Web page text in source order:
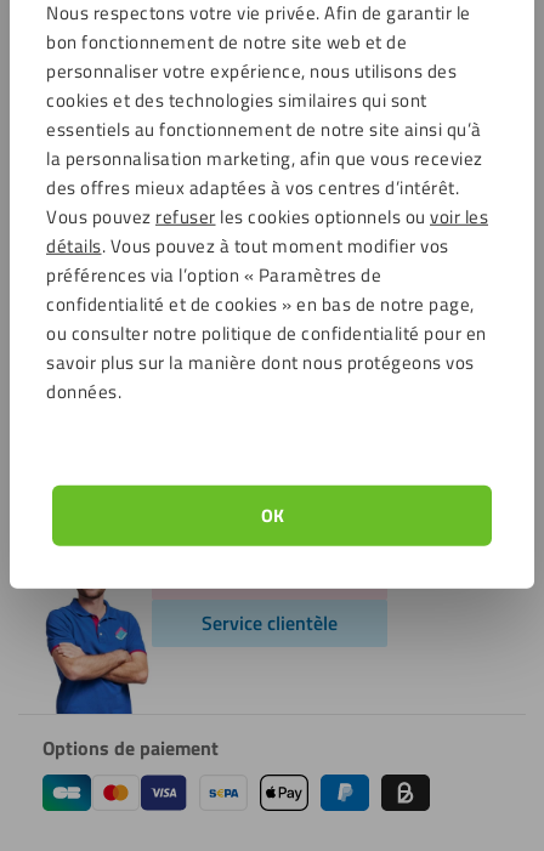
Nous respectons votre vie privée. Afin de garantir le
bon fonctionnement de notre site web et de
personnaliser votre expérience, nous utilisons des
cookies et des technologies similaires qui sont
essentiels au fonctionnement de notre site ainsi qu’à
la personnalisation marketing, afin que vous receviez
des offres mieux adaptées à vos centres d’intérêt.
Vous pouvezrefuserles cookies optionnels ou voir les
détails. Vous pouvez à tout moment modifier vos
préférences via l’option « Paramètres de
confidentialité et de cookies » en bas de notre page,
ou consulter notre politique de confidentialité pour en
savoir plus sur la manière dont nous protégeons vos
données.
OK
fraisées chez Plaqueplastique ?
Chez Plaqueplastique, ne vous embêtez pas avec des
demandes de devis et d’éternels allers-retours par courriel.
Téléchargez simplement votre fichier DXF et
commandez !
Idéal pour les petites séries ou les prototypes.
Commandez directement et faites-vous livrer
rapidement.
De plus, ladurabilité est d’une importance capitale pour
nous, et chaque jour, nous faisons de notre mieux pour en
Service clientèle
Options de paiement